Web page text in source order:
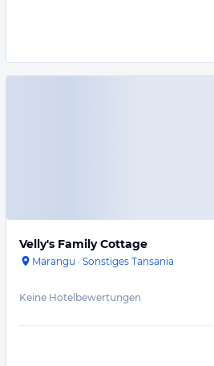
Velly's Family Cottage
Marangu · Sonstiges Tansania
Keine Hotelbewertungen